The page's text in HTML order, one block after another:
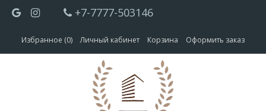
+7-7777-503146
Избранное (0) Личный кабинет Корзина Оформить заказ